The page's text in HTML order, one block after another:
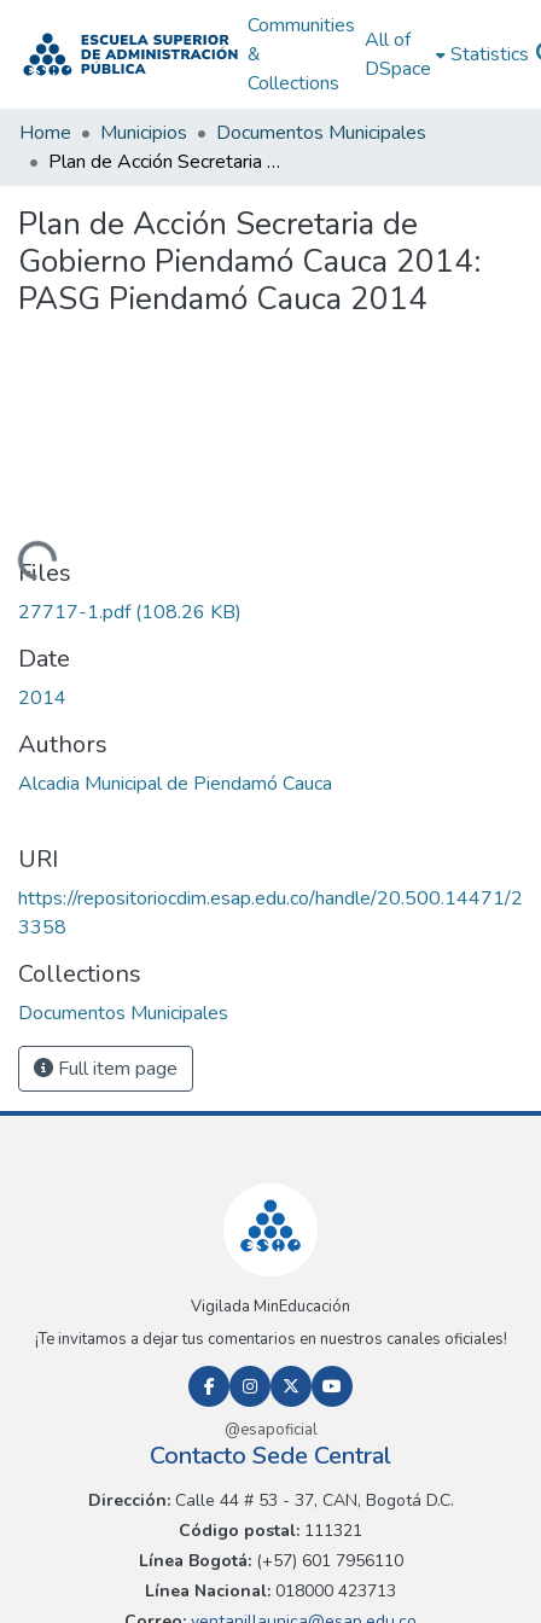
Communities
&
Collections
All of
DSpace
Statistics
Home Municipios
Documentos Municipales
Plan de Acción Secretaria de Gobierno Piendamó Cauca 2014: PASG Piendamó Cauca 2014
Plan de Acción Secretaria de
Gobierno Piendamó Cauca 2014:
PASG Piendamó Cauca 2014
Loading...
Files
27717-1.pdf(108.26 KB)
Date
2014
Authors
Alcadia Municipal de Piendamó Cauca
URI
https://repositoriocdim.esap.edu.co/handle/20.500.14471/2
3358
Collections
Documentos Municipales
Full item page
Vigilada MinEducación
¡Te invitamos a dejar tus comentarios en nuestros canales oficiales!
@esapoficial
Contacto Sede Central
Dirección:Calle 44 # 53 - 37, CAN, Bogotá D.C.
Código postal: 111321
Línea Bogotá:(+57) 601 7956110
Línea Nacional: 018000 423713